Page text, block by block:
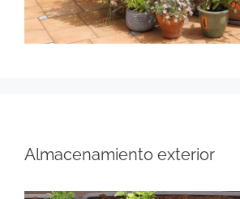
Almacenamiento exterior